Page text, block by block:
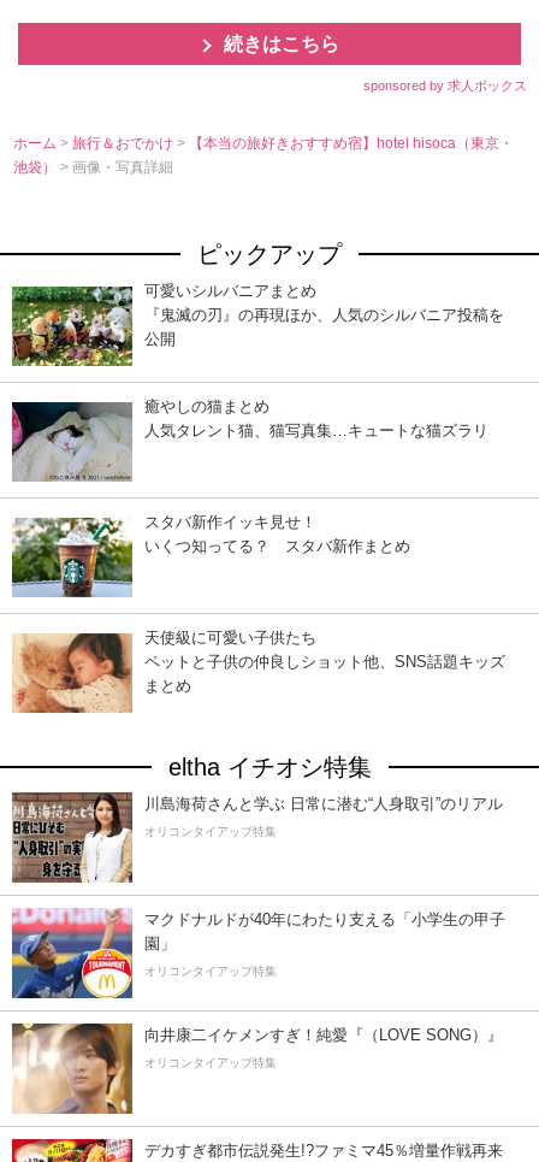
続きはこちら
sponsored by 求人ボックス
ホーム >旅行＆おでかけ>
【本当の旅好きおすすめ宿】hotel hisoca（東京・
池袋）> 画像・写真詳細
ピックアップ
可愛いシルバニアまとめ
『鬼滅の刃』の再現ほか、人気のシルバニア投稿を
公開
癒やしの猫まとめ
人気タレント猫、猫写真集…キュートな猫ズラリ
スタバ新作イッキ見せ！
いくつ知ってる？ スタバ新作まとめ
天使級に可愛い子供たち
ペットと子供の仲良しショット他、SNS話題キッズ
まとめ
eltha イチオシ特集
川島海荷さんと学ぶ 日常に潜む“人身取引”のリアル
オリコンタイアップ特集
マクドナルドが40年にわたり支える「小学生の甲子
園」
オリコンタイアップ特集
向井康二イケメンすぎ！純愛『（LOVE SONG）』
オリコンタイアップ特集
デカすぎ都市伝説発生!?ファミマ45％増量作戦再来